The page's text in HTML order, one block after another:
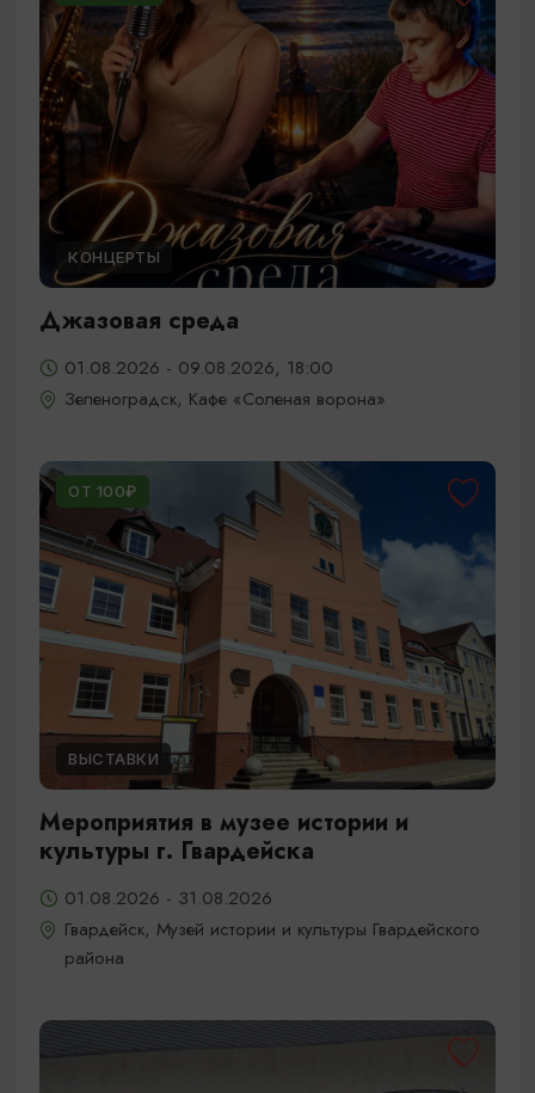
КОНЦЕРТЫ
Джазовая среда
01.08.2026 - 09.08.2026, 18:00
Зеленоградск, Кафе «Соленая ворона»
ОТ 100₽
ВЫСТАВКИ
Мероприятия в музее истории и
культуры г. Гвардейска
01.08.2026 - 31.08.2026
Гвардейск, Музей истории и культуры Гвардейского
района